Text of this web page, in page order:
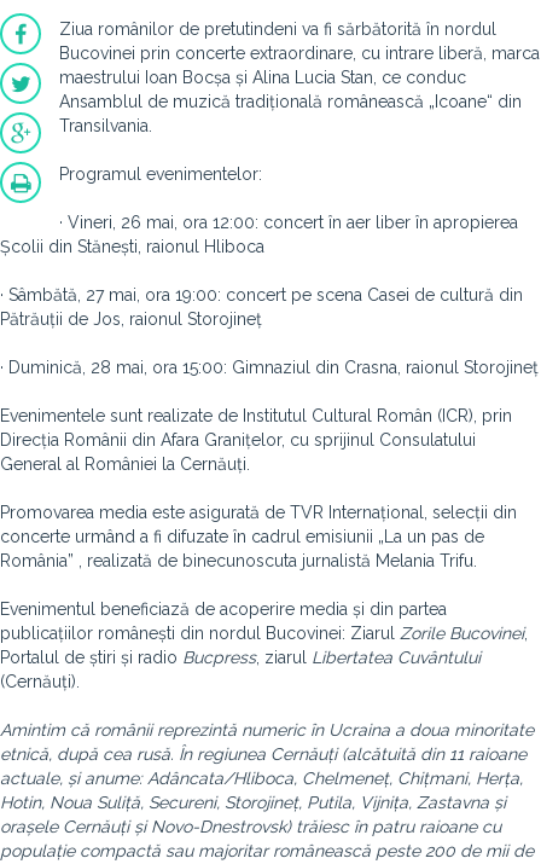
Ziua românilor de pretutindeni va fi sărbătorită în nordul
Bucovinei prin concerte extraordinare, cu intrare liberă, marca
maestrului Ioan Bocșa și Alina Lucia Stan, ce conduc
Ansamblul de muzică tradițională românească „Icoane“ din
Transilvania.
Programul evenimentelor:
· Vineri, 26 mai, ora 12:00: concert în aer liber în apropierea
Școlii din Stănești, raionul Hliboca
· Sâmbătă, 27 mai, ora 19:00: concert pe scena Casei de cultură din
Pătrăuții de Jos, raionul Storojineț
· Duminică, 28 mai, ora 15:00: Gimnaziul din Crasna, raionul Storojineț
Evenimentele sunt realizate de Institutul Cultural Român (ICR), prin
Direcția Românii din Afara Granițelor, cu sprijinul Consulatului
General al României la Cernăuți.
Promovarea media este asigurată de TVR Internațional, selecții din
concerte urmând a fi difuzate în cadrul emisiunii „La un pas de
România” , realizată de binecunoscuta jurnalistă Melania Trifu.
Evenimentul beneficiază de acoperire media și din partea
publicațiilor românești din nordul Bucovinei: Ziarul Zorile Bucovinei,
Portalul de știri și radio Bucpress, ziarul Libertatea Cuvântului
(Cernăuți).
Amintim că românii reprezintă numeric în Ucraina a doua minoritate
etnică, după cea rusă. În regiunea Cernăuți (alcătuită din 11 raioane
actuale, și anume: Adâncata/Hliboca, Chelmeneț, Chițmani, Herța,
Hotin, Noua Suliță, Secureni, Storojineț, Putila, Vijnița, Zastavna și
orașele Cernăuți și Novo-Dnestrovsk) trăiesc în patru raioane cu
populație compactă sau majoritar românească peste 200 de mii de